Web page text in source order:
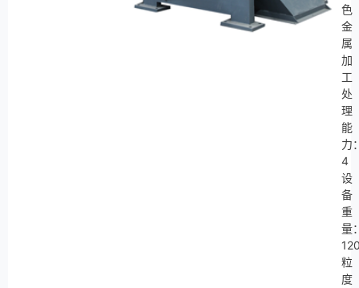
色
金
属
加
工
处
理
能
力
4
设
备
重
量
粒
度